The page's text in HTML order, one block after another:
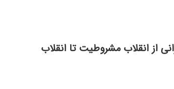
از انقلاب مشروطیت تا انقلاب